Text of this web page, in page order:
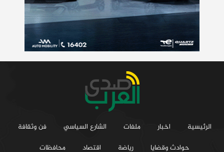
الرئيسية اخبار ملفات الشارع السياسي
فن وثقافة
حوادث وقضايا
رياضة اقتصاد محافظات